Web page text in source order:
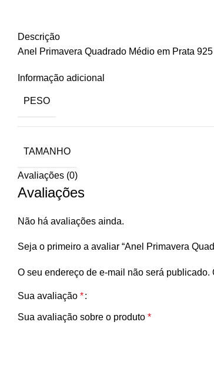
Descrição
Anel Primavera Quadrado Médio em Prata
Informação adicional
PESO
TAMANHO
Avaliações (0)
Avaliações
Não há avaliações ainda.
Seja o primeiro a avaliar “Anel Primavera
O seu endereço de e-mail não será publicado.
Sua avaliação *
Sua avaliação sobre o produto *